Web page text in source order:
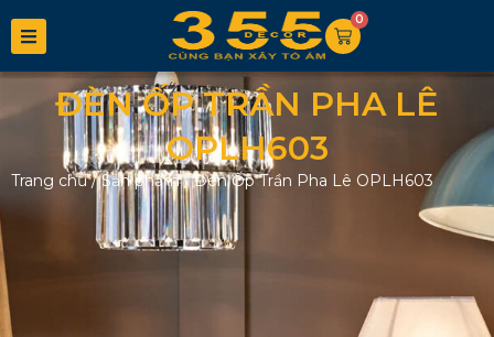
0
ĐÈN ỐP TRẦN PHA LÊ
OPLH603
Trang chủ/Sản phẩm/Đèn Ốp Trần Pha Lê OPLH603